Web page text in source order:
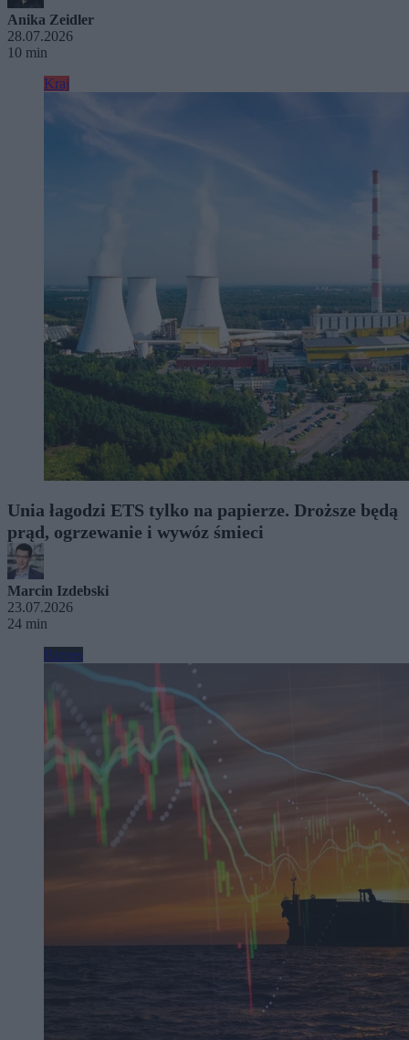
Anika Zeidler
28.07.2026
10 min
Kraj
Unia łagodzi ETS tylko na papierze. Droższe będą
prąd, ogrzewanie i wywóz śmieci
Marcin Izdebski
23.07.2026
24 min
Biznes